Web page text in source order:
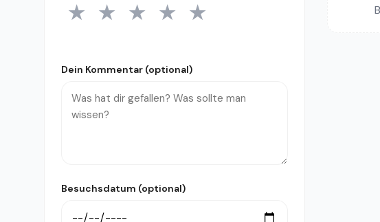
1 Stern
★ 2 Sterne
★ 3 Sterne
★ 4 Sterne
★ 5 Sterne
★
Dein Kommentar (optional)
Besuchsdatum (optional)